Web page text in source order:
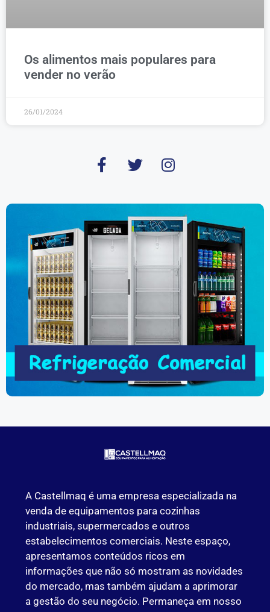
Os alimentos mais populares para
vender no verão
26/01/2024
A Castellmaq é uma empresa especializada na
venda de equipamentos para cozinhas
industriais, supermercados e outros
estabelecimentos comerciais. Neste espaço,
apresentamos conteúdos ricos em
informações que não só mostram as novidades
do mercado, mas também ajudam a aprimorar
a gestão do seu negócio. Permaneça em nosso